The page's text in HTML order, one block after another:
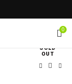
0
SOLD
OUT